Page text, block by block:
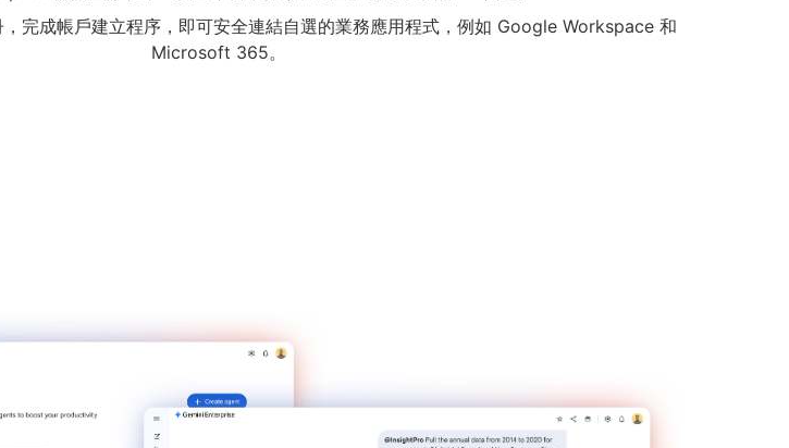
完成帳戶建立程序，即可安全連結自選的業務應用程式，例如 Google Workspace 和
Microsoft 365。